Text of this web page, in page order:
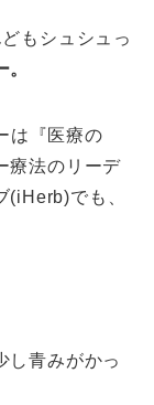
もシュシュっ
は『医療の
療法のリーデ
(iHerb)でも、
し青みがかっ